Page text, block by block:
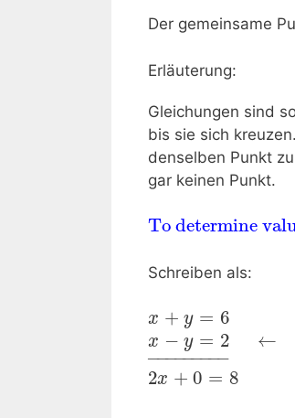
Der gemeinsame
Erläuterung:
Gleichungen sind
bis sie sich
denselben Punkt
gar keinen Punkt.
To determine
Schreiben als:
x + y = 6
x − y = 2
−−−−−−−−−
←
2x + 0 = 8